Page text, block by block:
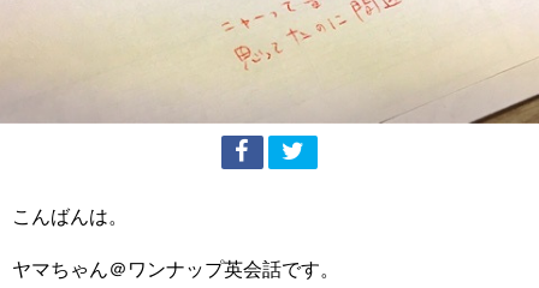
こんばんは。
ヤマちゃん＠ワンナップ英会話です。